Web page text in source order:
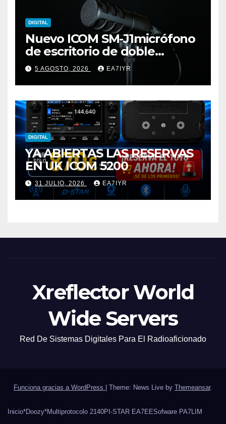
DIGITAL
Nuevo ICOM SM-J1micrófono
de escritorio de doble
elemento premium
5 AGOSTO, 2026 EA7IYR
DIGITAL
YA ABIERTAS LAS RESERVAS
EN UK ICOM 5200
31 JULIO, 2026 EA7IYR
Xreflector World
Wide Servers
Red De Sistemas Digitales Para El Radioaficionado
Funciona gracias a WordPress Theme: News Live by Themeansar.
Inicio*Doozy*Multiprotocolo 2140PI-STAR EA7EESofware PA7LIM